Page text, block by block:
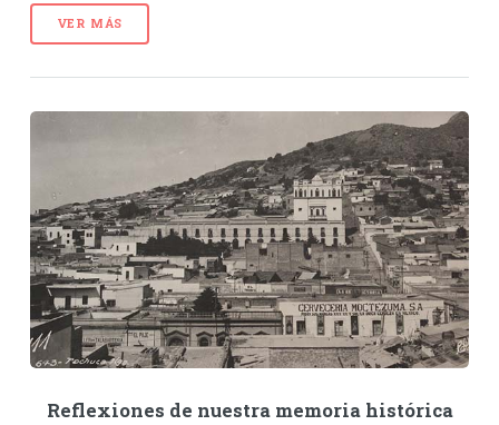
VER MÁS
Reflexiones de nuestra memoria histórica